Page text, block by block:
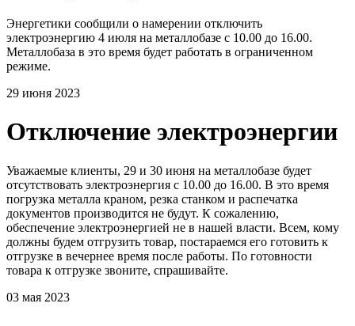
Энергетики сообщили о намерении отключить
электроэнергию 4 июля на металлобазе с 10.00 до 16.00.
Металлобаза в это время будет работать в ограниченном
режиме.
29 июня 2023
Отключение электроэнергии
Уважаемые клиенты, 29 и 30 июня на металлобазе будет
отсутствовать электроэнергия с 10.00 до 16.00. В это время
погрузка металла краном, резка станком и распечатка
документов производится не будут. К сожалению,
обеспечение электроэнергией не в нашей власти. Всем, кому
должны будем отгрузить товар, постараемся его готовить к
отгрузке в вечернее время после работы. По готовности
товара к отгрузке звоните, спрашивайте.
03 мая 2023